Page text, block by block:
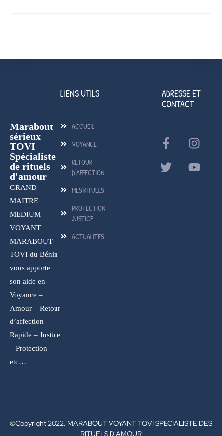
Marabout
sérieux
TOVI
Spécialiste
de rituels
d'amour
GRAND
MAITRE
MEDIUM
VOYANT
MARABOUT
TOVI du Bénin
vous apporte
son aide en
Voyance –
Amour – Retour
d’affection
Rapide – Justice
– Protection
etc…
LIENS UTILS
ACCUEIL
VOYANCE
RETOUR
D'AFFECTION
MES RITUELS
PROTECTION-
JUSTICE
ACTUALITES
ADRESSE ET
CONTACT
©Copyright 2022. MARABOUT VOYANT TOVI SPECIALISTE DES
RITUELS D'AMOUR